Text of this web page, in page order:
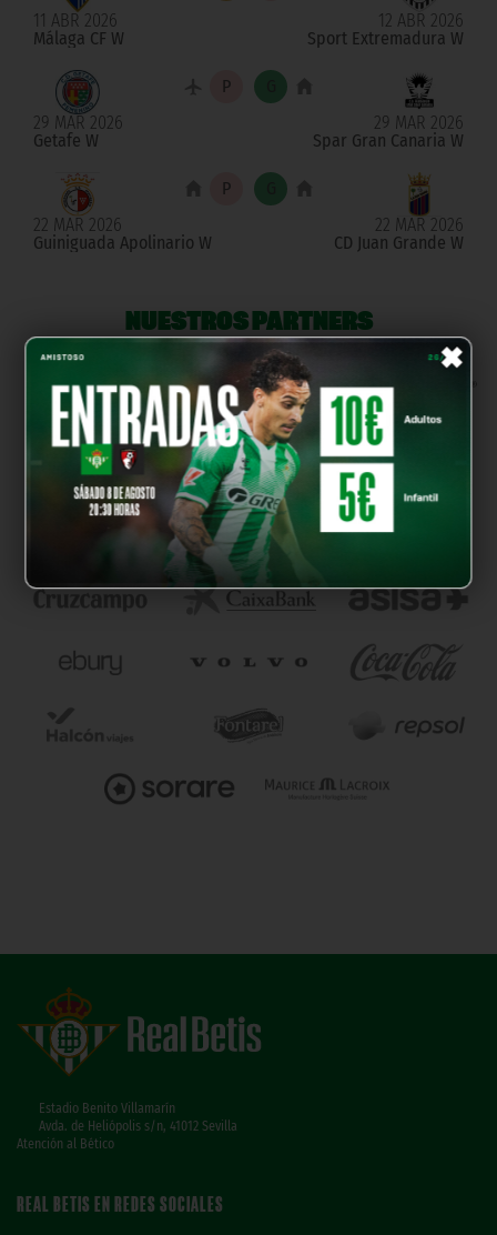
×
11 ABR 2026
Málaga CF W
29 MAR 2026
Getafe W
22 MAR 2026
Guiniguada Apolinario W
12 ABR 2026
Sport Extremadura W
29 MAR 2026
Spar Gran Canaria W
22 MAR 2026
CD Juan Grande W
NUESTROS PARTNERS
Estadio Benito Villamarín
Avda. de Heliópolis s/n, 41012 Sevilla
Atención al Bético
REAL BETIS EN REDES SOCIALES